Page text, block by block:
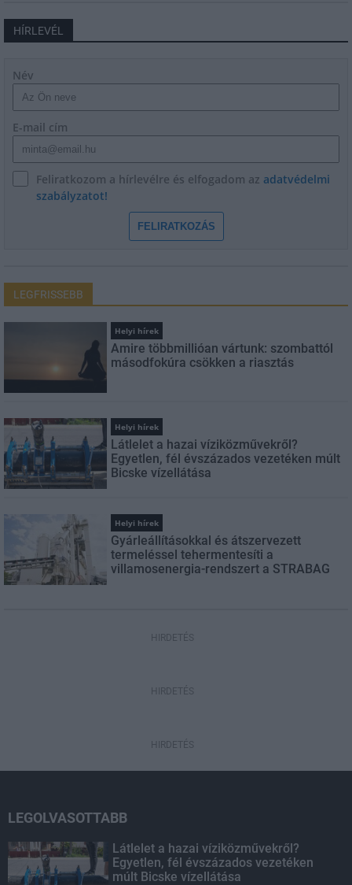
HÍRLEVÉL
Név
E-mail cím
Feliratkozom a hírlevélre és elfogadom az adatvédelmi
szabályzatot!
FELIRATKOZÁS
LEGFRISSEBB
Helyi hírek
Amire többmillióan vártunk: szombattól
másodfokúra csökken a riasztás
Helyi hírek
Látlelet a hazai víziközművekről?
Egyetlen, fél évszázados vezetéken múlt
Bicske vízellátása
Helyi hírek
Gyárleállításokkal és átszervezett
termeléssel tehermentesíti a
villamosenergia-rendszert a STRABAG
HIRDETÉS
HIRDETÉS
HIRDETÉS
LEGOLVASOTTABB
Látlelet a hazai víziközművekről?
Egyetlen, fél évszázados vezetéken
múlt Bicske vízellátása